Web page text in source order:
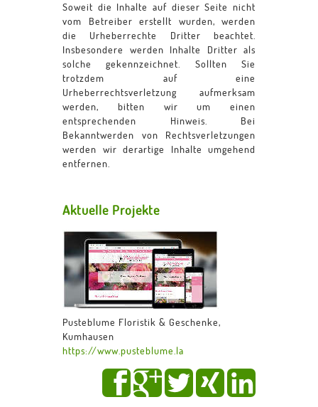
Soweit die Inhalte auf dieser Seite nicht
vom Betreiber erstellt wurden, werden
die Urheberrechte Dritter beachtet.
Insbesondere werden Inhalte Dritter als
solche gekennzeichnet. Sollten Sie
trotzdem auf eine
Urheberrechtsverletzung aufmerksam
werden, bitten wir um einen
entsprechenden Hinweis. Bei
Bekanntwerden von Rechtsverletzungen
werden wir derartige Inhalte umgehend
entfernen.
Aktuelle Projekte
Pusteblume Floristik & Geschenke,
Kumhausen
https://www.pusteblume.la